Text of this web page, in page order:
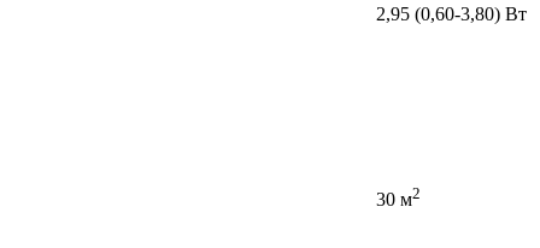
2,95 (0,60-3,80) Вт
30 м2